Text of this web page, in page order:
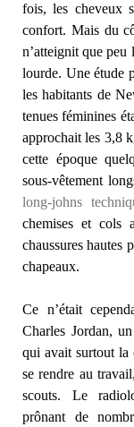
fois, les cheveux
confort. Mais du
n’atteignit que peu
lourde. Une étude
les habitants de
tenues féminines
approchait les 3,8
cette époque
sous-vêtement
long-johns
chemises et cols
chaussures hautes
chapeaux.
Ce n’était
Charles Jordan,
qui avait surtout la
se rendre au
scouts. Le
prônant de